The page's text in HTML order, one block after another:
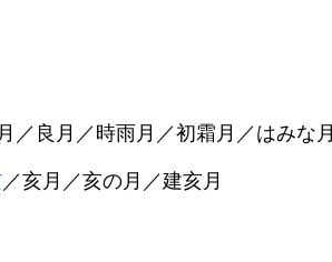
／良月／時雨月／初霜月／はみな月
／亥月／亥の月／建亥月